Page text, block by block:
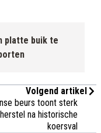
platte buik te
Volgend artikel
beurs toont sterk
herstel na historische
koersval